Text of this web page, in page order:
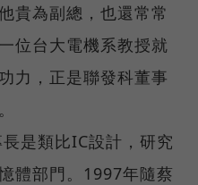
貴為副總，也還常常
位台大電機系教授就
力，正是聯發科董事
是類比IC設計，研究
體部門。1997年隨蔡